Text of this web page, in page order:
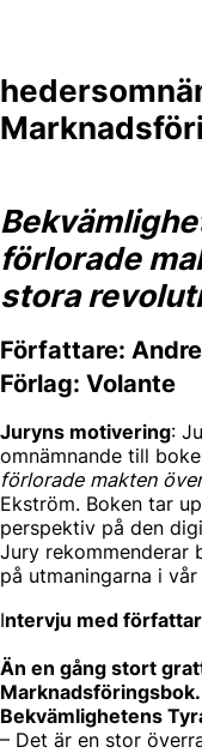
förlorade
stora
Författare:
Förlag: Volante
Juryns motivering:
omnämnande till
förlorade makten
Ekström. Boken tar
perspektiv på den
Jury rekommenderar
på utmaningarna i
Intervju med
Än en gång stort
Bekvämlighetens
– Det är en stor